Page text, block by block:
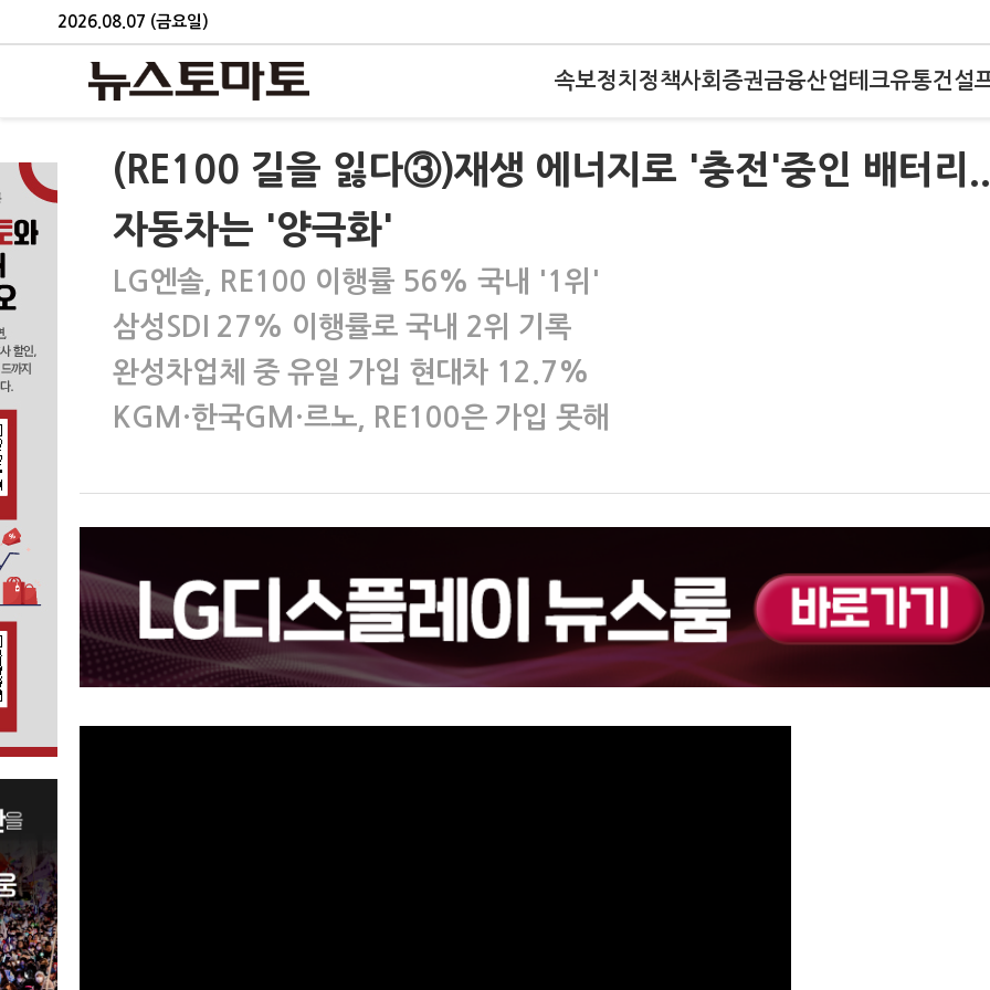
2026.08.07 (금요일)
속보정치 정책사회 증권금융산업테크유통건설
(RE100 길을 잃다③)재생 에너지로 '충전'중인 배터리
자동차는 '양극화'
LG엔솔, RE100 이행률 56% 국내 '1위'
삼성SDI 27% 이행률로 국내 2위 기록
완성차업체 중 유일 가입 현대차 12.7%
KGM·한국GM·르노, RE100은 가입 못해